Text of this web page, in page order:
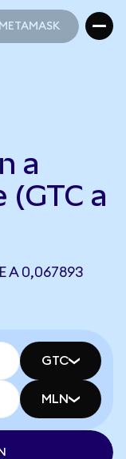
a
(GTC a
A 0,067893
GTC
MLN